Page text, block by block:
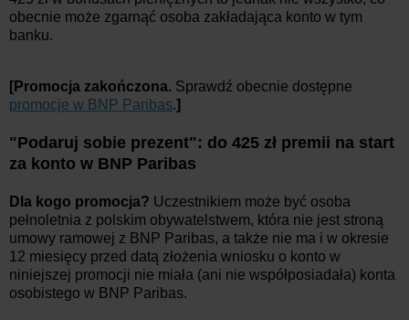
obecnie może zgarnąć osoba zakładająca konto w tym
banku.
[Promocja zakończona. Sprawdź obecnie dostępne
promocje w BNP Paribas.]
"Podaruj sobie prezent": do 425 zł premii na start
za konto w BNP Paribas
Dla kogo promocja? Uczestnikiem może być osoba
pełnoletnia z polskim obywatelstwem, która nie jest stroną
umowy ramowej z BNP Paribas, a także nie ma i w okresie
12 miesięcy przed datą złożenia wniosku o konto w
niniejszej promocji nie miała (ani nie współposiadała) konta
osobistego w BNP Paribas.